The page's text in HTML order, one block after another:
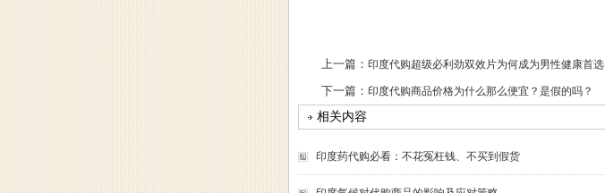
上一篇： 印度代购超级必利劲双效片为何成为男性健康首选
下一篇： 印度代购商品价格为什么那么便宜？是假的吗？
相关内容
印度药代购必看：不花冤枉钱、不买到假货